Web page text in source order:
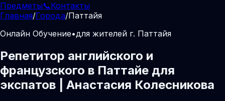
Предметы📞Контакты
Главная/Города/Паттайя
Онлайн Обучение•для жителей г. Паттайя
Репетитор английского и
французского в Паттайе для
экспатов | Анастасия Колесникова